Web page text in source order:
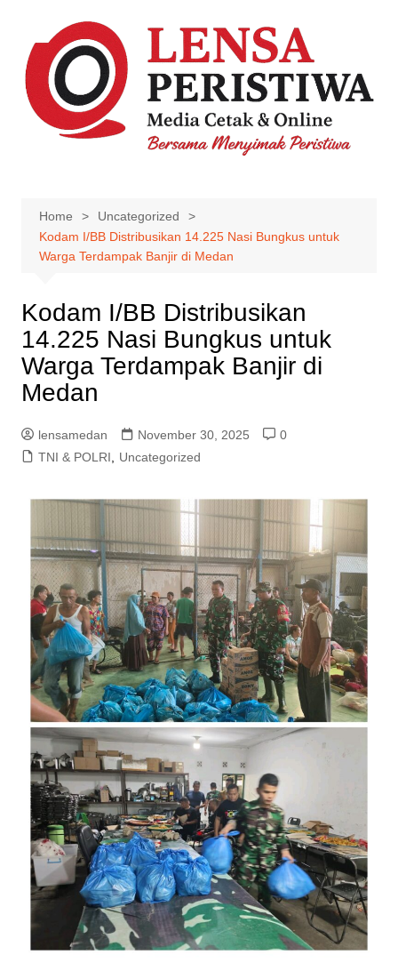
content
Home
Uncategorized
Kodam I/BB Distribusikan 14.225 Nasi Bungkus untuk
Warga Terdampak Banjir di Medan
Kodam I/BB Distribusikan
14.225 Nasi Bungkus untuk
Warga Terdampak Banjir di
Medan
lensamedan November 30, 2025
0
TNI & POLRI
Uncategorized